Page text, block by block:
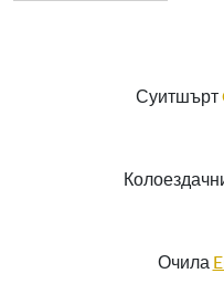
Суитшърт
Очила